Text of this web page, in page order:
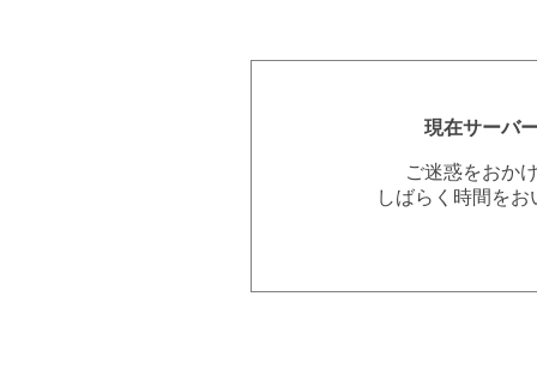
現在サーバ
ご迷惑をおか
しばらく時間を